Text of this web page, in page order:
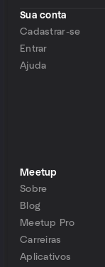
Sua conta
Cadastrar-se
Entrar
Ajuda
Meetup
Sobre
Blog
Meetup Pro
Carreiras
Aplicativos